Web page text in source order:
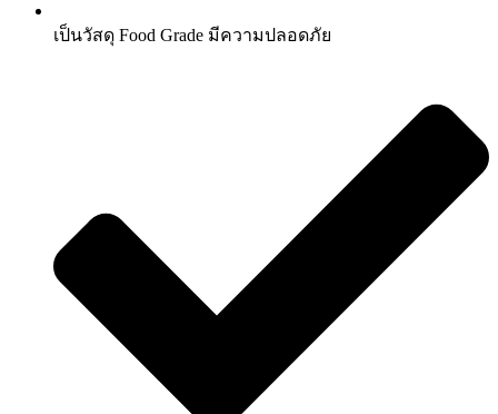
เป็นวัสดุ Food Grade มีความปลอดภัย